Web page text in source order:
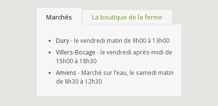
Marchés La boutique de la ferme
Dury- le vendredi matin de 9h00 à 13h00
Villers-Bocage - le vendredi après-midi de
15h00 à 18h30
Amiens - Marché sur l’eau, le samedi matin
de 8h30 à 12h30